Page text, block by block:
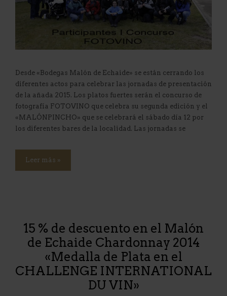
Desde «Bodegas Malón de Echaide» se están cerrando los
diferentes actos para celebrar las jornadas de presentación
de la añada 2015. Los platos fuertes serán el concurso de
fotografía FOTOVINO que celebra su segunda edición y el
«MALÓNPINCHO» que se celebrará el sábado día 12 por
los diferentes bares de la localidad. Las jornadas se
Leer más »
15 % de descuento en el Malón
de Echaide Chardonnay 2014
«Medalla de Plata en el
CHALLENGE INTERNATIONAL
DU VIN»